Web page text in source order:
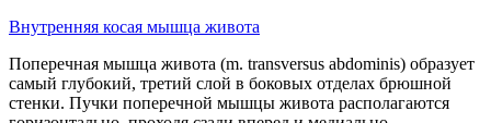
Внутренняя косая мышца живота
Поперечная мышца живота (m. transversus abdominis) образует
самый глубокий, третий слой в боковых отделах брюшной
стенки. Пучки поперечной мышцы живота располагаются